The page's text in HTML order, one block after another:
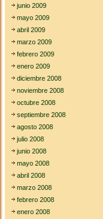
junio 2009
mayo 2009
abril 2009
marzo 2009
febrero 2009
enero 2009
diciembre 2008
noviembre 2008
octubre 2008
septiembre 2008
agosto 2008
julio 2008
junio 2008
mayo 2008
abril 2008
marzo 2008
febrero 2008
enero 2008